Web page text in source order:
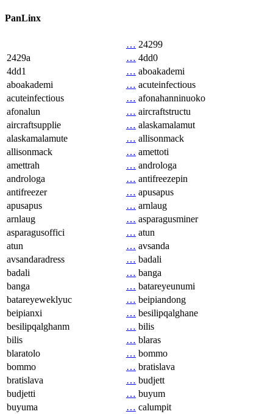
PanLinx
… 24299
2429a
… 4dd0
4dd1
… aboakademi
aboakademi
… acuteinfectious
acuteinfectious
… afonahanninuoko
afonalun
… aircraftstructu
aircraftsupplie
… alaskamalamut
alaskamalamute
… allisonmack
allisonmack
… amettoti
amettrah
… androloga
androloga
… antifreezepin
antifreezer
… apusapus
apusapus
… arnlaug
arnlaug
… asparagusminer
asparagusoffici
… atun
atun
… avsanda
avsandaradress
… badali
badali
… banga
banga
… batareyeunumi
batareyeweklyuc
… beipiandong
beipianxi
… besilipqalghane
besilipqalghanm
… bilis
bilis
… blaras
blaratolo
… bommo
bommo
… bratislava
bratislava
… budjett
budjetti
… buyum
buyuma
… calumpit